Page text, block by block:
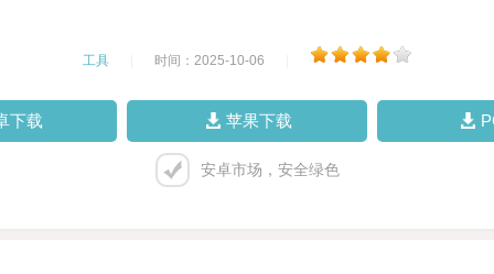
工具 时间：2025-10-06
下载 苹果下载
安卓市场，安全绿色